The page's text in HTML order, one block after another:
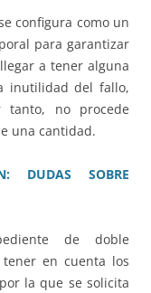
configura como un
para garantizar
a tener alguna
inutilidad del fallo,
tanto, no procede
una cantidad.
DUDAS SOBRE
de doble
en cuenta los
la que se solicita